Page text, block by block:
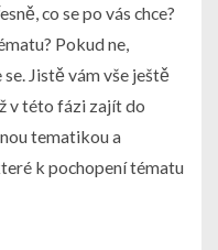
co se po vás chce?
Pokud ne,
Jistě vám vše ještě
v této fázi zajít do
tematikou a
k pochopení tématu